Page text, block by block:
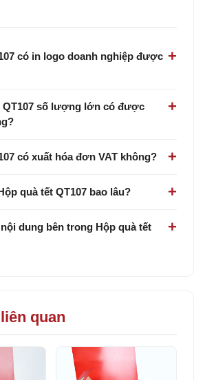
có in logo doanh nghiệp được
QT107 số lượng lớn có được
có xuất hóa đơn VAT không?
quà tết QT107 bao lâu?
dung bên trong Hộp quà tết
quan